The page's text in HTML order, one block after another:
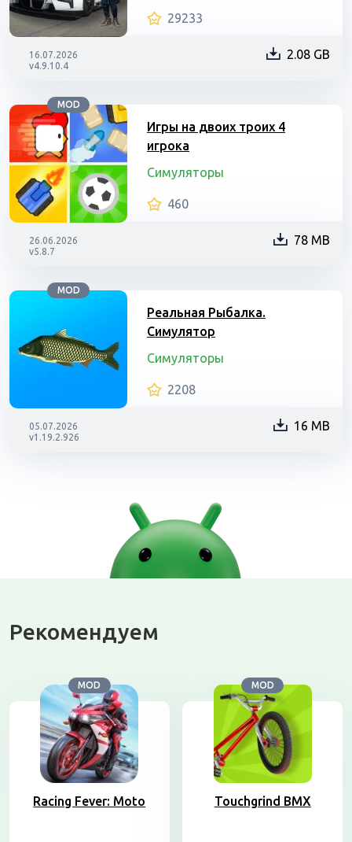
29233
16.07.2026
v4.9.10.4
2.08 GB
MOD
Игры на двоих троих 4
игрока
Симуляторы
460
26.06.2026
v5.8.7
78 MB
MOD
Реальная Рыбалка.
Симулятор
Симуляторы
2208
05.07.2026
v1.19.2.926
16 MB
Рекомендуем
MOD
Racing Fever: Moto
MOD
Touchgrind BMX